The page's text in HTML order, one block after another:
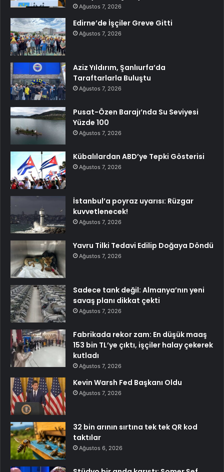
Ağustos 7, 2026
Edirne’de İşçiler Greve Gitti
Ağustos 7, 2026
Aziz Yıldırım, Şanlıurfa’da
Taraftarlarla Buluştu
Ağustos 7, 2026
Pusat-Özen Barajı’nda Su Seviyesi
Yüzde 100
Ağustos 7, 2026
Kübalılardan ABD’ye Tepki Gösterisi
Ağustos 7, 2026
İstanbul’a poyraz uyarısı: Rüzgar
kuvvetlenecek!
Ağustos 7, 2026
Yavru Tilki Tedavi Edilip Doğaya Döndü
Ağustos 7, 2026
Sadece tank değil: Almanya’nın yeni
savaş planı dikkat çekti
Ağustos 7, 2026
Fabrikada rekor zam: En düşük maaş
153 bin TL’ye çıktı, işçiler halay çekerek
kutladı
Ağustos 7, 2026
Kevin Warsh Fed Başkanı Oldu
Ağustos 7, 2026
32 bin arının sırtına tek tek QR kod
taktılar
Ağustos 6, 2026